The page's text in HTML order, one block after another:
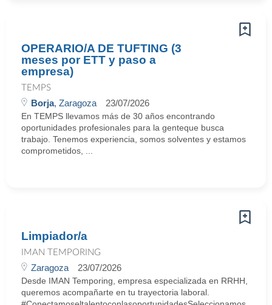
OPERARIO/A DE TUFTING (3
meses por ETT y paso a
empresa)
TEMPS
Borja, Zaragoza 23/07/2026
En TEMPS llevamos más de 30 años encontrando
oportunidades profesionales para la genteque busca
trabajo. Tenemos experiencia, somos solventes y estamos
comprometidos, ...
Limpiador/a
IMAN TEMPORING
Zaragoza 23/07/2026
Desde IMAN Temporing, empresa especializada en RRHH,
queremos acompañarte en tu trayectoria laboral.